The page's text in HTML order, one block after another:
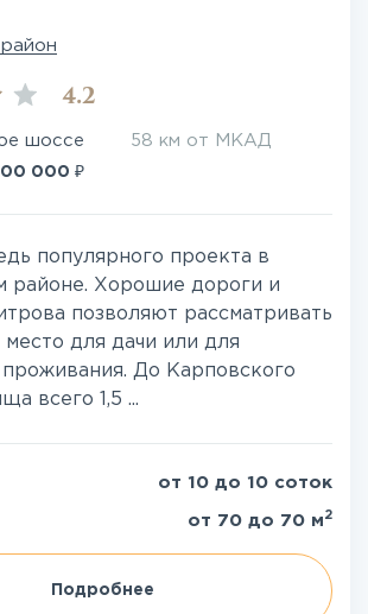
4.2
шоссе 58 км от МКАД
000 ₽
популярного проекта в
районе. Хорошие дороги и
позволяют рассматривать
для дачи или для
проживания. До Карповского
всего 1,5 ...
от 10 до 10 соток
от 70 до 70 м 2
Подробнее